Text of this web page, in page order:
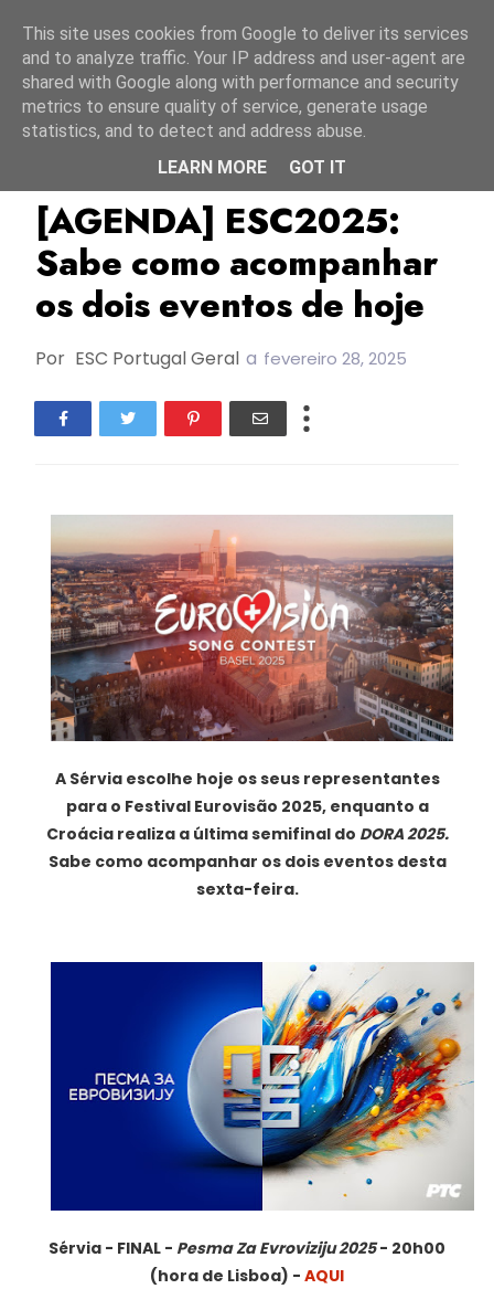
Agenda 2025 Croácia DORA 2025
[AGENDA] ESC2025:
Sabe como acompanhar
os dois eventos de hoje
Por ESC Portugal Geral a fevereiro 28, 2025
A Sérvia escolhe hoje os seus representantes
para o Festival Eurovisão 2025, enquanto a
Croácia realiza a última semifinal do DORA 2025.
Sabe como acompanhar os dois eventos desta
sexta-feira.
Sérvia - FINAL - Pesma Za Evroviziju 2025- 20h00
(hora de Lisboa) - AQUI
This site uses cookies from Google to deliver its services
and to analyze traffic. Your IP address and user-agent are
shared with Google along with performance and security
metrics to ensure quality of service, generate usage
statistics, and to detect and address abuse.
LEARN MORE
GOT IT